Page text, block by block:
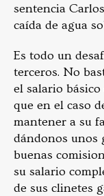
sentencia
caída de agua
Es todo un
terceros. No
el salario
que en el caso
mantener a su
dándonos unos
buenas
su salario
de sus clinetes